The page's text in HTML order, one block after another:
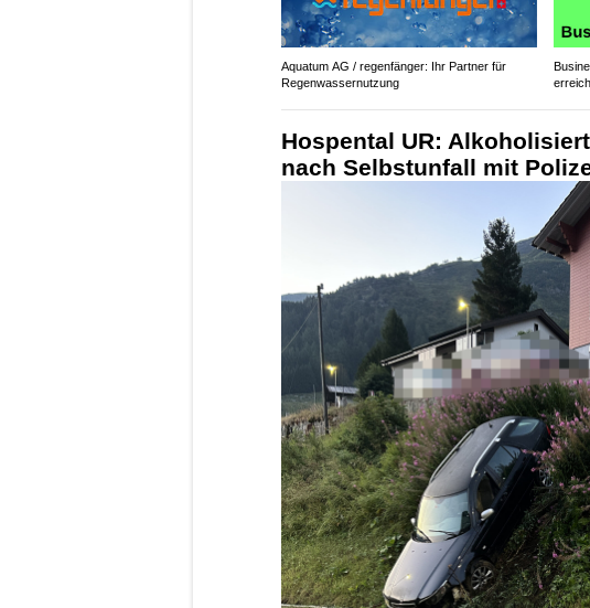
Aquatum AG / regenfänger: Ihr Partner für
Regenwassernutzung
Hospental UR:
nach Selbstunfall mit